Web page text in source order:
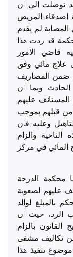
قد توصلت الى ان
اصدقاء المريض
المصابة لم يقدم
قد ردت هذا
قاضي الامور
علاج مائي وفق
ذلك يدخل ضمن المصاريف
الحادث وبما ان
عليهم
من قبلهم بموجب
وعليه فان
والزام
المائي في مركز
الدرجة
عليهم لصعوبة
بالمبلغ لوالد
الرد، حيث ان
بالزام
من تكاليف مشفى
شيكل وان موضوع تنفيذ هذا